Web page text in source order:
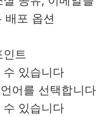
배포 옵션
인트
수 있습니다
어를 선택합니다
수 있습니다